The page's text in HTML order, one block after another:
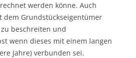
werden könne. Auch
dem Grundstückseigentümer
beschreiten und
wenn dieses mit einem langen
Jahre) verbunden sei.